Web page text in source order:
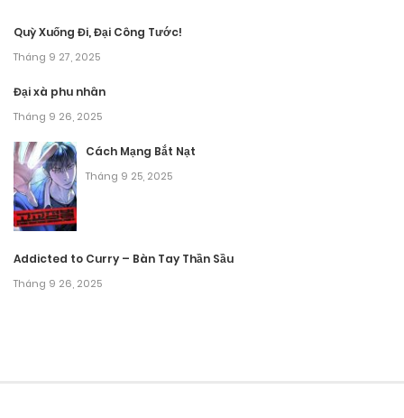
Tháng mười một 15, 2025
Chương 197
Tháng mười một 15, 2025
Chương 196
Tháng mười một 15, 2025
Quỳ Xuống Đi, Đại Công Tước!
Tháng 9 27, 2025
Đại xà phu nhân
Tháng 9 26, 2025
Cách Mạng Bắt Nạt
Tháng 9 25, 2025
Addicted to Curry – Bàn Tay Thần Sầu
Tháng 9 26, 2025